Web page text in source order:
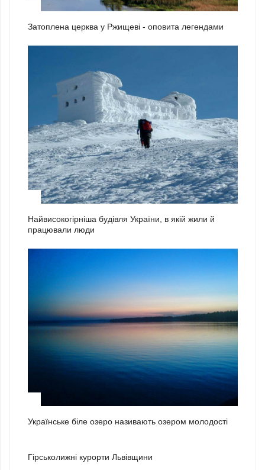
Затоплена церква у Ржищеві - оповита легендами
Найвисокогірніша будівля України, в якій жили й
працювали люди
Українське біле озеро називають озером молодості
Гірськолижні курорти Львівщини